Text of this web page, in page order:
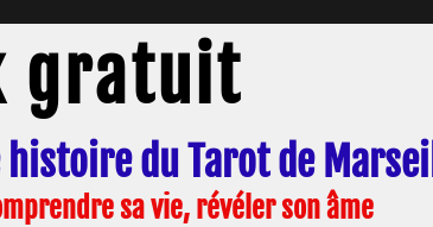
gratuit
histoire du Tarot de
sa vie, révéler son âme